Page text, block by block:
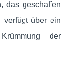
das geschaffen
verfügt über ein
der